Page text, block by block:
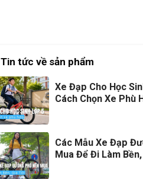
Tin tức về sản phẩm
Xe Đạp Cho Học
Cách Chọn Xe Phù
Các Mẫu Xe Đạp
Mua Để Đi Làm